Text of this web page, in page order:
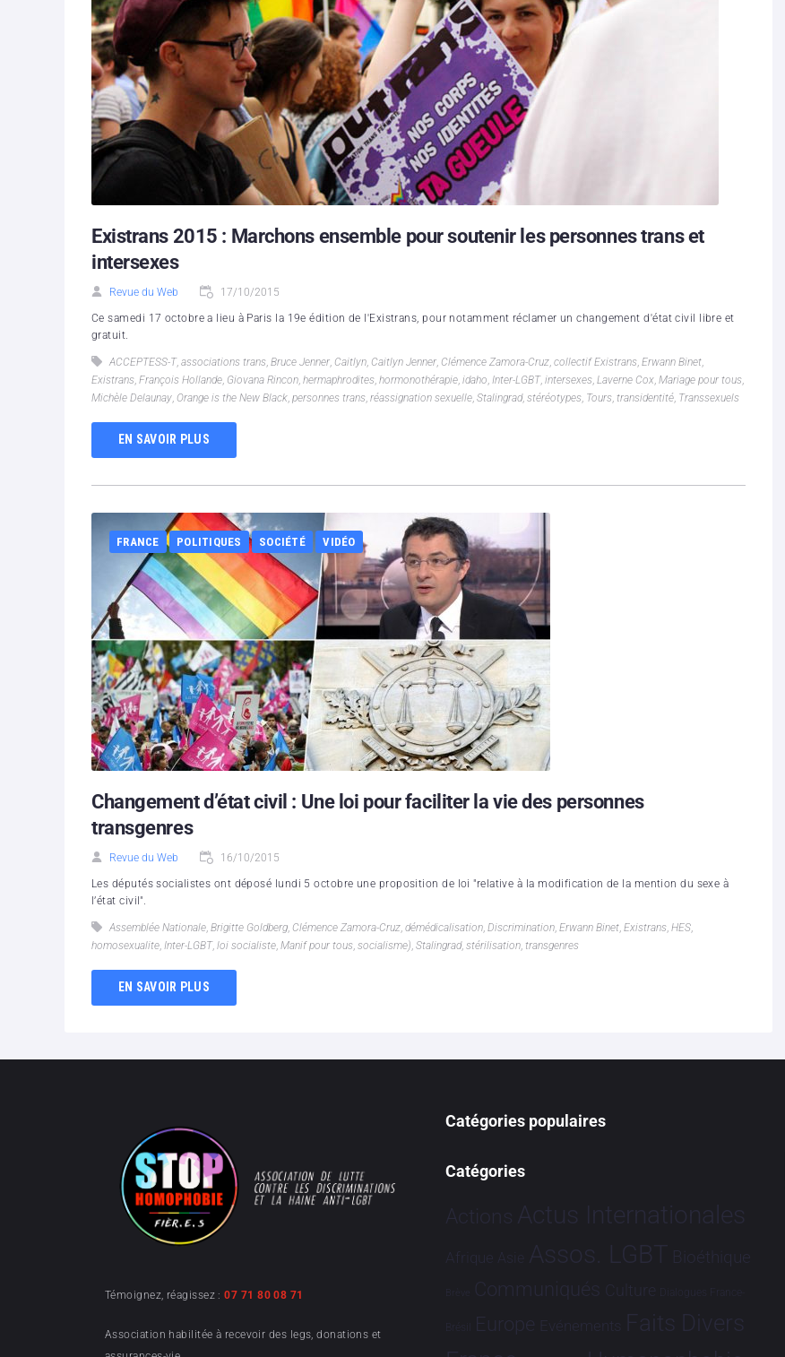
Existrans 2015 : Marchons ensemble pour soutenir les personnes trans et
intersexes
Revue du Web 17/10/2015
Ce samedi 17 octobre a lieu à Paris la 19e édition de l'Existrans, pour notamment réclamer un changement d'état civil libre et
gratuit.
ACCEPTESS-T, associations trans, Bruce Jenner, Caitlyn, Caitlyn Jenner, Clémence Zamora-Cruz, collectif Existrans, Erwann Binet,
Existrans, François Hollande, Giovana Rincon, hermaphrodites, hormonothérapie, idaho, Inter-LGBT, intersexes, Laverne Cox, Mariage pour tous,
Michèle Delaunay, Orange is the New Black, personnes trans, réassignation sexuelle, Stalingrad, stéréotypes, Tours, transidentité, Transsexuels
EN SAVOIR PLUS
FRANCE POLITIQUES SOCIÉTÉ VIDÉO
Changement d’état civil : Une loi pour faciliter la vie des personnes
transgenres
Revue du Web 16/10/2015
Les députés socialistes ont déposé lundi 5 octobre une proposition de loi "relative à la modification de la mention du sexe à
l’état civil".
Assemblée Nationale, Brigitte Goldberg, Clémence Zamora-Cruz, démédicalisation, Discrimination, Erwann Binet, Existrans, HES,
homosexualite, Inter-LGBT, loi socialiste, Manif pour tous, socialisme), Stalingrad, stérilisation, transgenres
EN SAVOIR PLUS
Témoignez, réagissez :07 71 80 08 71
Association habilitée à recevoir des legs, donations et
Catégories populaires
Catégories
Actions Actus Internationales
Afrique Asie Assos. LGBT Bioéthique
Brève Communiqués Culture Dialogues France-
Brésil Europe Evénements Faits Divers